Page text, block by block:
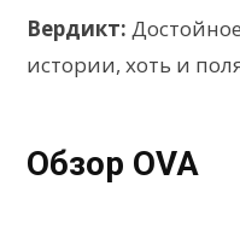
Вердикт:
истории, хоть и
Обзор OVA